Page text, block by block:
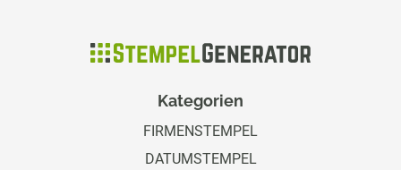
Kategorien
FIRMENSTEMPEL
DATUMSTEMPEL